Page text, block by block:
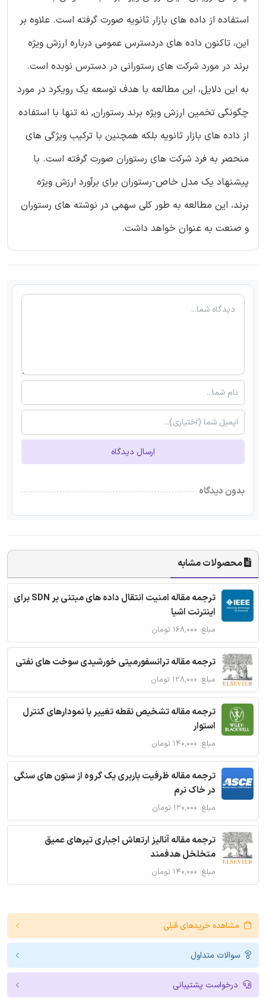
استفاده از داده های بازار ثانویه صورت گرفته است. علاوه بر
این، تاکنون داده های دردسترس عمومی درباره ارزش ویژه
برند در مورد شرکت های رستورانی در دسترس نوبده است.
به این دلایل، این مطالعه با هدف توسعه یک رویکرد در مورد
چگونگی تخمین ارزش ویژه برند رستوران, نه تنها با استفاده
از داده های بازار ثانویه بلکه همچنین با ترکیب ویژگی های
منحصر به فرد شرکت های رستوران صورت گرفته است. با
پیشنهاد یک مدل خاص-رستوران برای برآورد ارزش ویژه
برند، این مطالعه به طور کلی سهمی در نوشته های رستوران
و صنعت به عنوان خواهد داشت.
ارسال دیدگاه
بدون دیدگاه
محصولات مشابه
ترجمه مقاله امنیت انتقال داده های مبتنی بر SDN برای
اینترنت اشیا
مبلغ: ۱۶۸,۰۰۰ تومان
ترجمه مقاله ترانسفورمیتی خورشیدی سوخت های نفتی
مبلغ: ۱۲۸,۰۰۰ تومان
ترجمه مقاله تشخیص نقطه تغییر با نمودارهای کنترل
استوار
مبلغ: ۱۴۰,۰۰۰ تومان
ترجمه مقاله ظرفیت باربری یک گروه از ستون های سنگی
در خاک نرم
مبلغ: ۱۲۰,۰۰۰ تومان
ترجمه مقاله آنالیز ارتعاش اجباری تیرهای عمیق
متخلخل هدفمند
مبلغ: ۱۴۰,۰۰۰ تومان
مشاهده خریدهای قبلی
سوالات متداول
درخواست پشتیبانی